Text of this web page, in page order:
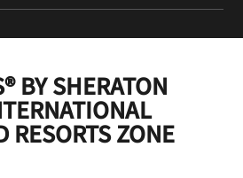
BY SHERATON
RESORTS ZONE